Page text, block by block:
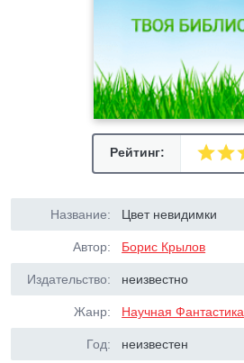
Рейтинг:
Название: Цвет невидимки
Автор: Борис Крылов
Издательство: неизвестно
Жанр: Научная Фантастика
Год: неизвестен